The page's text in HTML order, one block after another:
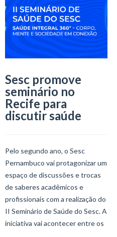
Sesc promove
seminário no
Recife para
discutir saúde
Pelo segundo ano, o Sesc
Pernambuco vai protagonizar um
espaço de discussões e trocas
de saberes acadêmicos e
profissionais com a realização do
II Seminário de Saúde do Sesc. A
iniciativa vai acontecer entre os